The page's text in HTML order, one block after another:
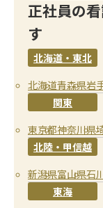
正社員の
す
北海道・東北
北海道青森県岩
関東
東京都神奈川県
北陸・甲信越
新潟県富山県石
東海